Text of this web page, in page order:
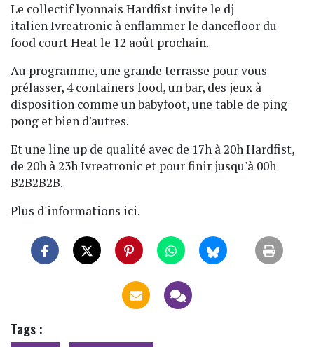
Le collectif lyonnais Hardfist invite le dj
italien Ivreatronic à enflammer le dancefloor du
food court Heat le 12 août prochain.
Au programme, une grande terrasse pour vous
prélasser, 4 containers food, un bar, des jeux à
disposition comme un babyfoot, une table de ping
pong et bien d'autres.
Et une line up de qualité avec de 17h à 20h Hardfist,
de 20h à 23h Ivreatronic et pour finir jusqu'à 00h
B2B2B2B.
Plus d'informations ici.
Tags :